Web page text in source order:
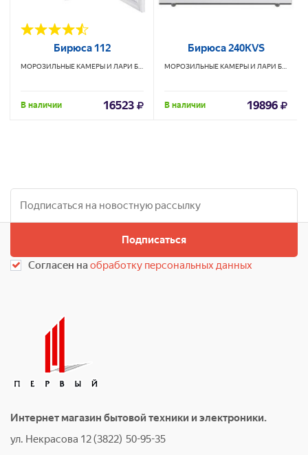
Бирюса 112
МОРОЗИЛЬНЫЕ КАМЕРЫ И ЛАРИ БИРЮСА
В наличии 16523
Бирюса 240KVS
МОРОЗИЛЬНЫЕ КАМЕРЫ И ЛАРИ БИРЮСА
В наличии 19896
Подписаться
Согласен наобработку персональных данных
Интернет магазин бытовой техники и электроники.
ул. Некрасова 12 (3822) 50-95-35